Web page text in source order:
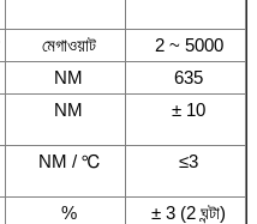
মেগাওয়াট
2 ~ 5000
NM
635
NM ± 10
NM / ℃ ≤3
% ± 3 (2 ঘন্টা)